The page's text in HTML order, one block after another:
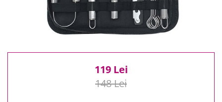
0 Lei - 100 Lei
100 Lei - 200 Lei
200 Lei - 300 Lei
119 Lei
148 Lei